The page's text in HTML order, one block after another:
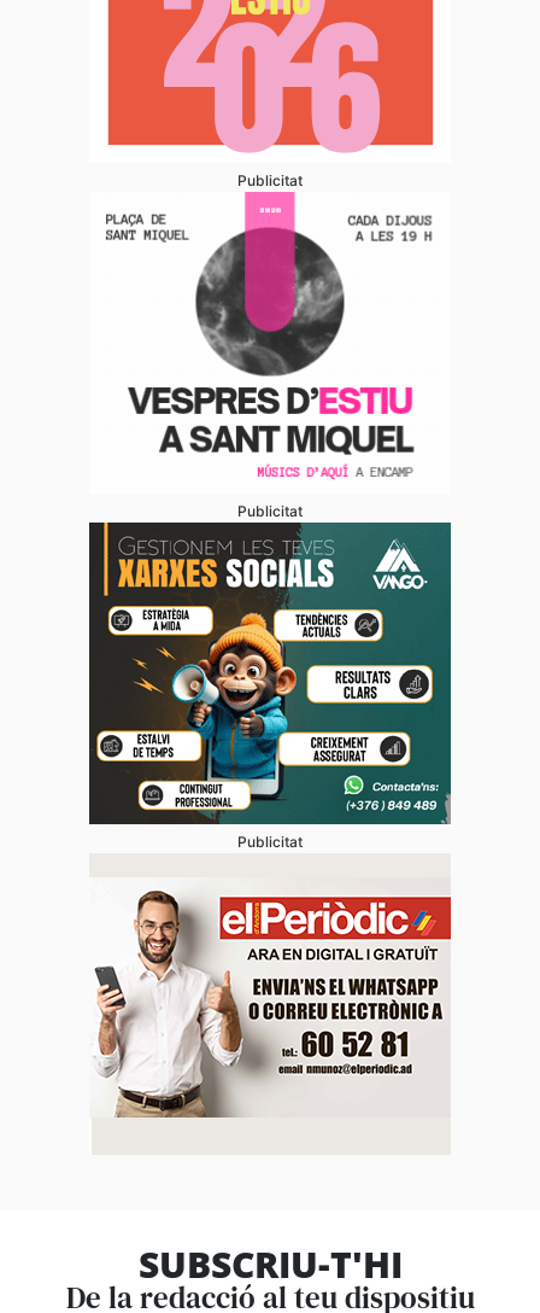
Publicitat
Publicitat
Publicitat
SUBSCRIU-T'HI
De la redacció al teu dispositiu